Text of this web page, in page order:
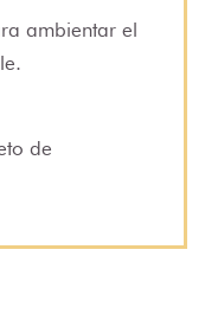
ambientar el
de